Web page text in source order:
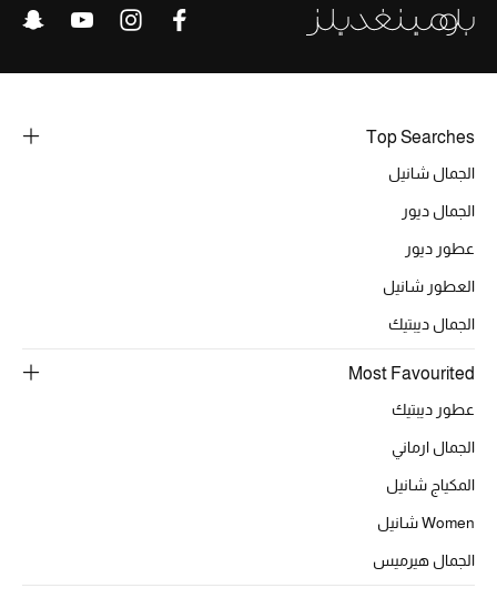
تشكيلة الأعراس
ركن الفخامة
جميع الملابس النسائية
جميع الأحذية النسائية
جميع الحقائب النسائية
جميع الإكسسورات النسائية
تسوقوا للنساء
Top Searches
الجمال شانيل
الجمال ديور
عطور ديور
العطور شانيل
الجمال ديبتيك
Most Favourited
عطور ديبتيك
الجمال ارماني
المكياج شانيل
Women شانيل
الجمال هيرميس